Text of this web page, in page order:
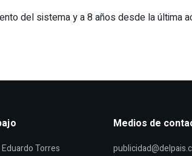
del sistema y a 8 años desde la última
Torres
Medios de